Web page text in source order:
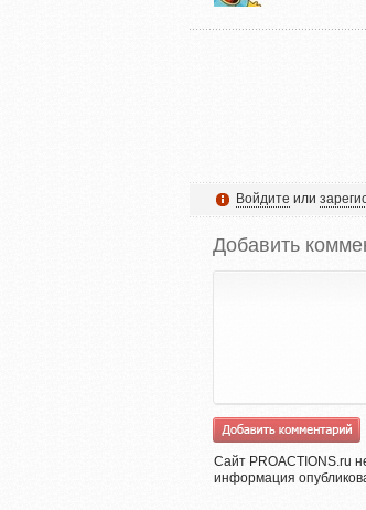
Войдите или
Добавить
Сайт PROACTIONS.ru
информация